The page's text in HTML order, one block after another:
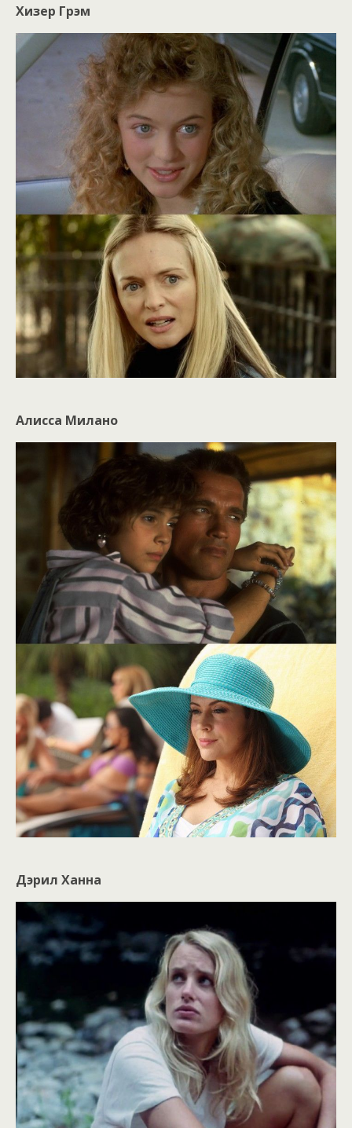
Хизер Грэм
Алисса Милано
Дэрил Ханна